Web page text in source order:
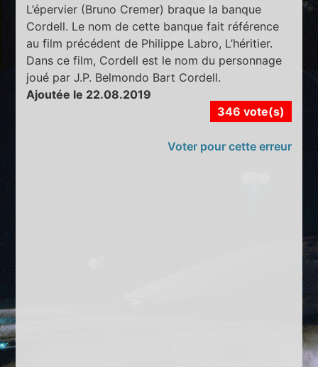
L’épervier (Bruno Cremer) braque la banque
Cordell. Le nom de cette banque fait référence
au film précédent de Philippe Labro, L’héritier.
Dans ce film, Cordell est le nom du personnage
joué par J.P. Belmondo Bart Cordell.
Ajoutée le 22.08.2019
346 vote(s)
Voter pour cette erreur